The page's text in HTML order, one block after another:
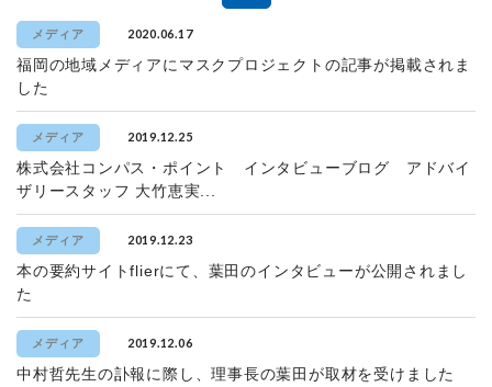
メディア 2020.06.17
福岡の地域メディアにマスクプロジェクトの記事が掲載されま
した
メディア 2019.12.25
株式会社コンパス・ポイント インタビューブログ アドバイ
ザリースタッフ 大竹恵実...
メディア 2019.12.23
本の要約サイトflierにて、葉田のインタビューが公開されまし
た
メディア 2019.12.06
中村哲先生の訃報に際し、理事長の葉田が取材を受けました